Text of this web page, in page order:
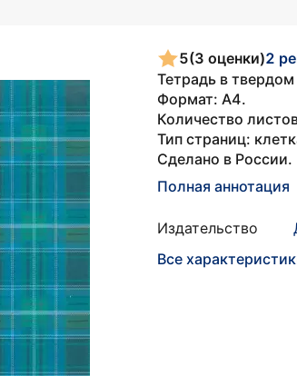
5(3 оценки)2
Тетрадь в
Формат: А4.
Количество
Тип страниц:
Сделано в России.
Полная аннотация
Издательство
Все